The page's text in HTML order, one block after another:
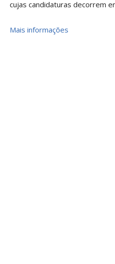
cujas candidaturas decorrem
Mais informações